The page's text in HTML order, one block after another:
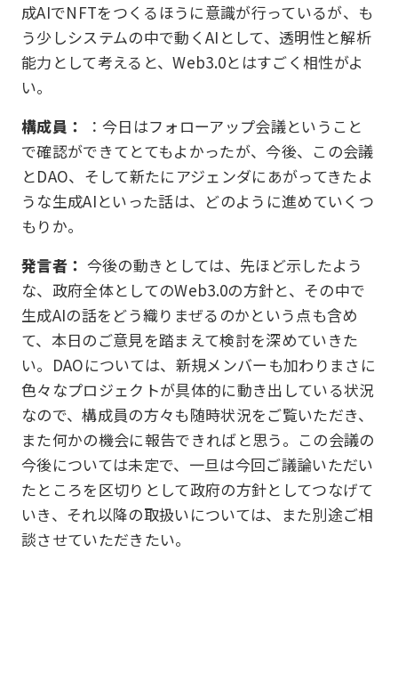
成AIでNFTをつくるほうに意識が行っているが、も
う少しシステムの中で動くAIとして、透明性と解析
能力として考えると、Web3.0とはすごく相性がよ
い。
構成員：
：今日はフォローアップ会議ということ
で確認ができてとてもよかったが、今後、この会議
とDAO、そして新たにアジェンダにあがってきたよ
うな生成AIといった話は、どのように進めていくつ
もりか。
発言者： 今後の動きとしては、先ほど示したよう
な、政府全体としてのWeb3.0の方針と、その中で
生成AIの話をどう織りまぜるのかという点も含め
て、本日のご意見を踏まえて検討を深めていきた
い。DAOについては、新規メンバーも加わりまさに
色々なプロジェクトが具体的に動き出している状況
なので、構成員の方々も随時状況をご覧いただき、
また何かの機会に報告できればと思う。この会議の
今後については未定で、一旦は今回ご議論いただい
たところを区切りとして政府の方針としてつなげて
いき、それ以降の取扱いについては、また別途ご相
談させていただきたい。